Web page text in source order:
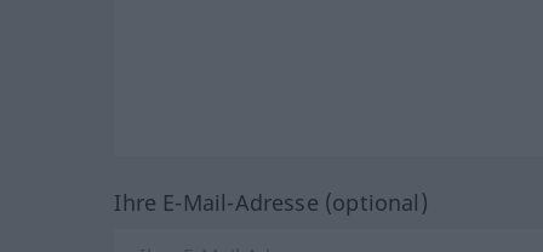
Ihre E-Mail-Adresse (optional)